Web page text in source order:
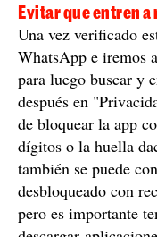
Evitar que entren
Una vez verificado
WhatsApp e iremos
para luego buscar y
después en
de bloquear la app
dígitos o la huella
también se puede
desbloqueado con
pero es importante